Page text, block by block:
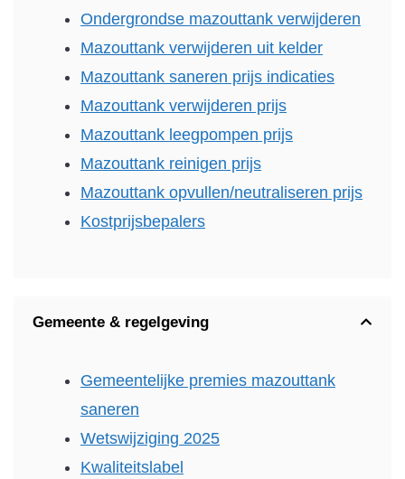
Ondergrondse mazouttank verwijderen
Mazouttank verwijderen uit kelder
Mazouttank saneren prijs indicaties
Mazouttank verwijderen prijs
Mazouttank leegpompen prijs
Mazouttank reinigen prijs
Mazouttank opvullen/neutraliseren prijs
Kostprijsbepalers
Gemeente & regelgeving
Gemeentelijke premies mazouttank
saneren
Wetswijziging 2025
Kwaliteitslabel